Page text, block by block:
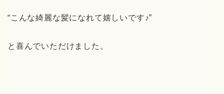
“こんな綺麗な髪になれて嬉しいです♪”
と喜んでいただけました。